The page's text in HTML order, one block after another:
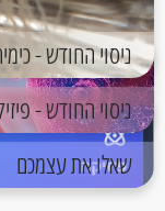
ניסוי החודש -
ניסוי החודש -
שאלו את עצמכם